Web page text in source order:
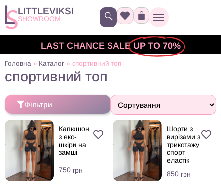
LITTLEVIKSI
SHOWROOM
LAST CHANCE SALE UP TO 70%
Головна » Каталог » спортивний топ
спортивний топ
Фільтри
Капюшон
з еко-
шкіри на
замші
750 грн
Шорти з
вирізами з
трикотажу
спорт
еластік
850 грн